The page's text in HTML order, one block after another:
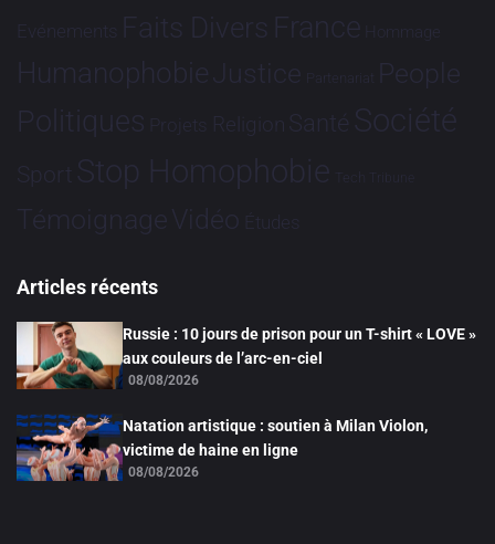
Evénements Faits Divers France Hommage
HumanophobieJustice Partenariat People
Politiques Projets Religion Santé Société
Sport Stop Homophobie Tech Tribune
TémoignageVidéo Études
Articles récents
Russie : 10 jours de prison pour un T-shirt « LOVE »
aux couleurs de l’arc-en-ciel
08/08/2026
Natation artistique : soutien à Milan Violon,
victime de haine en ligne
08/08/2026